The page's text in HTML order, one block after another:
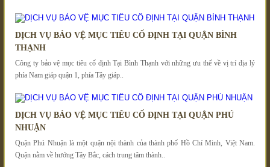
DỊCH VỤ BẢO VỆ MỤC TIÊU CỐ ĐỊNH TẠI QUẬN BÌNH
THẠNH
Công ty bảo vệ mục tiêu cố định Tại Bình Thạnh với những ưu thế về vị trí địa lý
phía Nam giáp quận 1, phía Tây giáp..
DỊCH VỤ BẢO VỆ MỤC TIÊU CỐ ĐỊNH TẠI QUẬN PHÚ
NHUẬN
Quận Phú Nhuận là một quận nội thành của thành phố Hồ Chí Minh, Việt Nam.
Quận nằm về hướng Tây Bắc, cách trung tâm thành..